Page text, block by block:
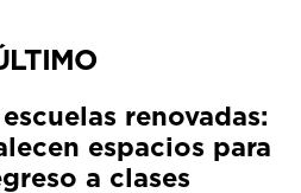
renovadas:
espacios para
a clases